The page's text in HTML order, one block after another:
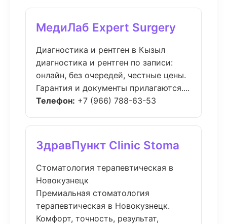
МедиЛаб Expert Surgery
Диагностика и рентген в Кызыл
диагностика и рентген по записи:
онлайн, без очередей, честные цены.
Гарантия и документы прилагаются....
Телефон: +7 (966) 788-63-53
ЗдравПункт Clinic Stoma
Стоматология терапевтическая в
Новокузнецк
Премиальная стоматология
терапевтическая в Новокузнецк.
Комфорт, точность, результат,